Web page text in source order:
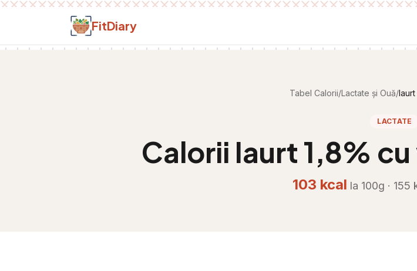
Salt la conținut
FitDiary
Tabel Calorii/Lactate și Ouă/
LACTATE
Calorii Iaurt 1,8%
103 kcal la 100g · 155